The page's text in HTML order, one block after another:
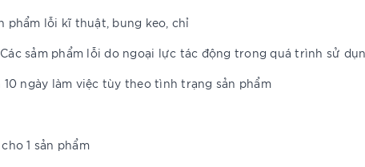
phẩm lỗi kĩ thuật, bung keo, chỉ
sảm phẩm lỗi do ngoại lực tác động trong quá trình sử
ngày làm việc tùy theo tình trạng sản phẩm
1 sản phẩm